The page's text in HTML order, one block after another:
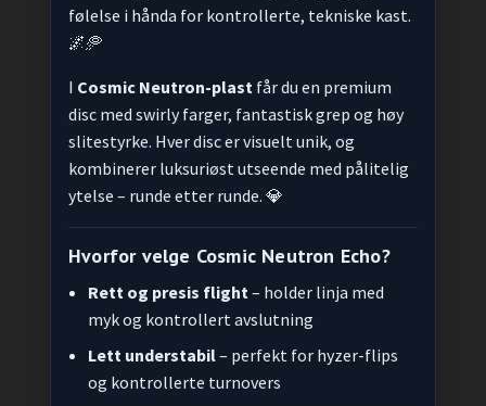
følelse i hånda for kontrollerte, tekniske kast.
🌌🥏
I Cosmic Neutron-plast får du en premium
disc med swirly farger, fantastisk grep og høy
slitestyrke. Hver disc er visuelt unik, og
kombinerer luksuriøst utseende med pålitelig
ytelse – runde etter runde. 💎
Hvorfor velge Cosmic Neutron Echo?
Rett og presis flight – holder linja med
myk og kontrollert avslutning
Lett understabil– perfekt for hyzer-flips
og kontrollerte turnovers